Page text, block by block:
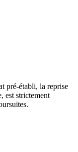
pré-établi, la reprise
est strictement